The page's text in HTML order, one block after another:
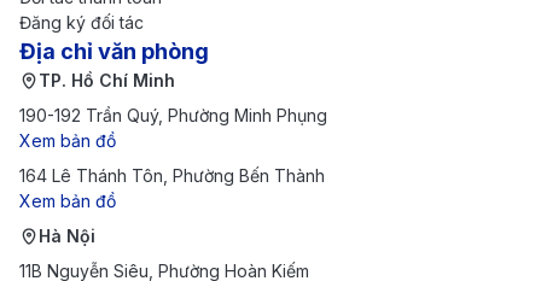
biến:
Taxi: Đây là lựa chọn phổ biến nhất, giá trung bình
khoảng 120.000 – 180.000 VNĐ/lượt vào trung
tâm. Các hãng uy tín như Mai Linh, Vinasun, hoặc
taxi sân bay đều có sẵn tại cổng ga quốc nội và
quốc tế.
Xe công nghệ (Grab, Be, Gojek):
Đăng ký đối tác
Địa chỉ văn phòng
TP. Hồ Chí Minh
190-192 Trần Quý, Phường Minh Phụng
Xem bản đồ
164 Lê Thánh Tôn, Phường Bến Thành
Xem bản đồ
Hà Nội
11B Nguyễn Siêu, Phường Hoàn Kiếm